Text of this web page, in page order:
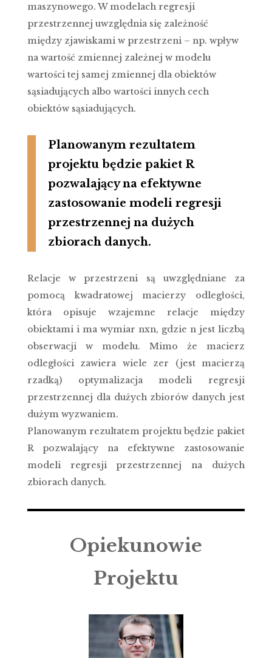
maszynowego. W modelach regresji
przestrzennej uwzględnia się zależność
między zjawiskami w przestrzeni – np. wpływ
na wartość zmiennej zależnej w modelu
wartości tej samej zmiennej dla obiektów
sąsiadujących albo wartości innych cech
obiektów sąsiadujących.
Planowanym rezultatem
projektu będzie pakiet R
pozwalający na efektywne
zastosowanie modeli regresji
przestrzennej na dużych
zbiorach danych.
Relacje w przestrzeni są uwzględniane za
pomocą kwadratowej macierzy odległości,
która opisuje wzajemne relacje między
obiektami i ma wymiar nxn, gdzie n jest liczbą
obserwacji w modelu. Mimo że macierz
odległości zawiera wiele zer (jest macierzą
rzadką) optymalizacja modeli regresji
przestrzennej dla dużych zbiorów danych jest
dużym wyzwaniem.
Planowanym rezultatem projektu będzie pakiet
R pozwalający na efektywne zastosowanie
modeli regresji przestrzennej na dużych
zbiorach danych.
Opiekunowie
Projektu